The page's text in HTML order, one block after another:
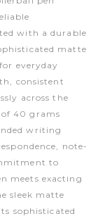
with a durable
matte
everyday
consistent
across the
of 40 grams
writing
note-
to
meets exacting
sleek matte
sophisticated